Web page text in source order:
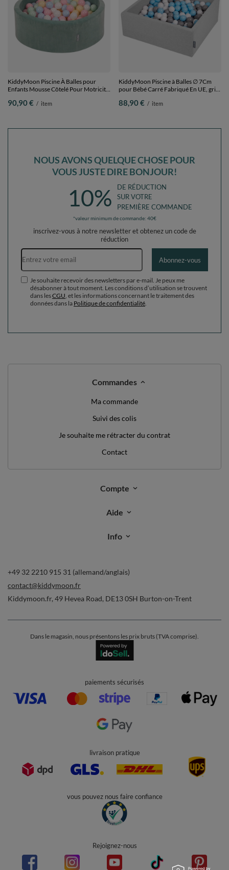
KiddyMoon Piscine À Balles pour
Enfants Mousse Côtelé Pour Motricité
pastel/blanc/menthe/rose poudré,
90,90 € / item
KiddyMoon Piscine à Balles ∅ 7Cm
pour Bébé Carré Fabriqué En UE, gris
90x30cm/200 Balles
88,90 € / item
NOUS AVONS QUELQUE CHOSE POUR
VOUS JUSTE DIRE BONJOUR!
10%
DE RÉDUCTION
SUR VOTRE
PREMIÈRE COMMANDE
*valeur minimum de commande: 40€
inscrivez-vous à notre newsletter et obtenez un code de
réduction
Adresse e-mail
Abonnez-vous
Je souhaite recevoir des newsletters par e-mail. Je peux me
désabonner à tout moment. Les conditions d’utilisation se trouvent
dans lesCGU , et les informations concernant le traitement des
données dans la Politique de confidentialité
Commandes
Ma commande
Suivi des colis
Je souhaite me rétracter du contrat
Contact
Compte
Aide
Info
+49 32 2210 915 31 (allemand/anglais)
contact@kiddymoon.fr
Kiddymoon.fr, 49 Hevea Road, DE13 0SH Burton-on-Trent
Dans le magasin, nous présentons les prix bruts (TVA comprise).
paiements sécurisés
livraison pratique
vous pouvez nous faire confiance
Rejoignez-nous